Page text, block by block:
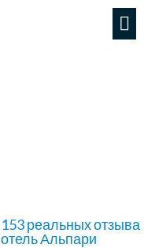
153 реальных отзыва
отель Альпари